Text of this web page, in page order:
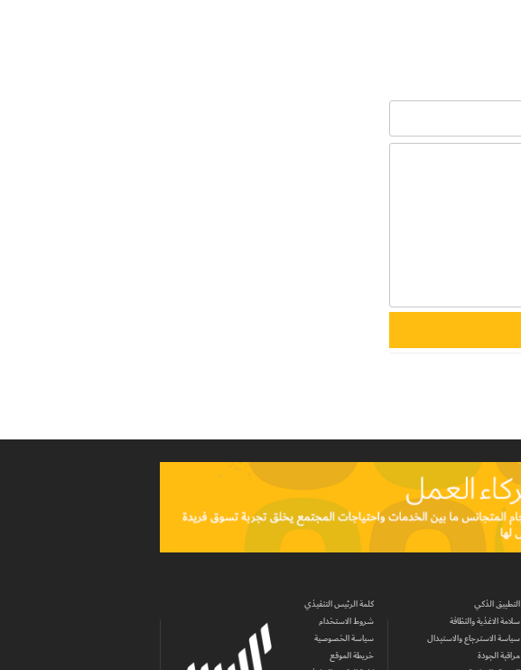
التطبيق الذكي
سلامة الاغذية والنظافة
سياسة الاسترجاع والاستبدال
مراقبة الجودة
كلمة الرئيس التنفيذي
شروط الاستخدام
سياسة الخصوصية
خريطة الموقع